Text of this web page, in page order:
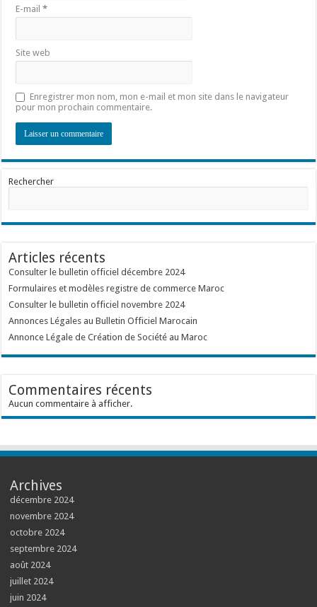
E-mail*
Site web
Enregistrer mon nom, mon e-mail et mon site dans le navigateur
pour mon prochain commentaire.
Rechercher
Articles récents
Consulter le bulletin officiel décembre 2024
Formulaires et modèles registre de commerce Maroc
Consulter le bulletin officiel novembre 2024
Annonces Légales au Bulletin Officiel Marocain
Annonce Légale de Création de Société au Maroc
Commentaires récents
Aucun commentaire à afficher.
Archives
décembre 2024
novembre 2024
octobre 2024
septembre 2024
août 2024
juillet 2024
juin 2024